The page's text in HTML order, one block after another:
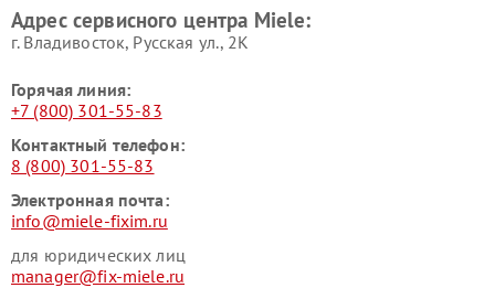
Miele
пылесосов Miele
Адрес сервисного центра Miele:
г. Владивосток, Русская ул., 2К
Горячая линия:
+7 (800) 301-55-83
Контактный телефон:
8 (800) 301-55-83
Электронная почта:
info@miele-fixim.ru
для юридических лиц
manager@fix-miele.ru